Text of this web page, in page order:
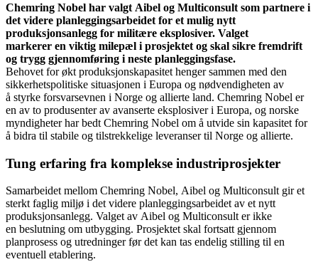
Chemring Nobel har valgt Aibel og Multiconsult som partnere i
det videre planleggingsarbeidet for et mulig nytt
produksjonsanlegg for militære eksplosiver. Valget
markerer en viktig milepæl i prosjektet og skal sikre fremdrift
og trygg gjennomføring i neste planleggingsfase.
Behovet for økt produksjonskapasitet henger sammen med den
sikkerhetspolitiske situasjonen i Europa og nødvendigheten av
å styrke forsvarsevnen i Norge og allierte land. Chemring Nobel er
en av to produsenter av avanserte eksplosiver i Europa, og norske
myndigheter har bedt Chemring Nobel om å utvide sin kapasitet for
å bidra til stabile og tilstrekkelige leveranser til Norge og allierte.
Tung erfaring fra komplekse industriprosjekter
Samarbeidet mellom Chemring Nobel, Aibel og Multiconsult gir et
sterkt faglig miljø i det videre planleggingsarbeidet av et nytt
produksjonsanlegg. Valget av Aibel og Multiconsult er ikke
en beslutning om utbygging. Prosjektet skal fortsatt gjennom
planprosess og utredninger før det kan tas endelig stilling til en
eventuell etablering.